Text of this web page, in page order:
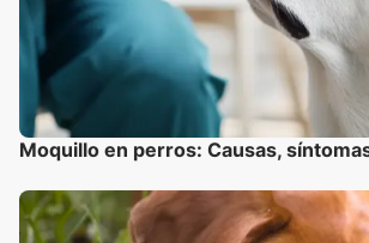
Moquillo en perros: Causas,